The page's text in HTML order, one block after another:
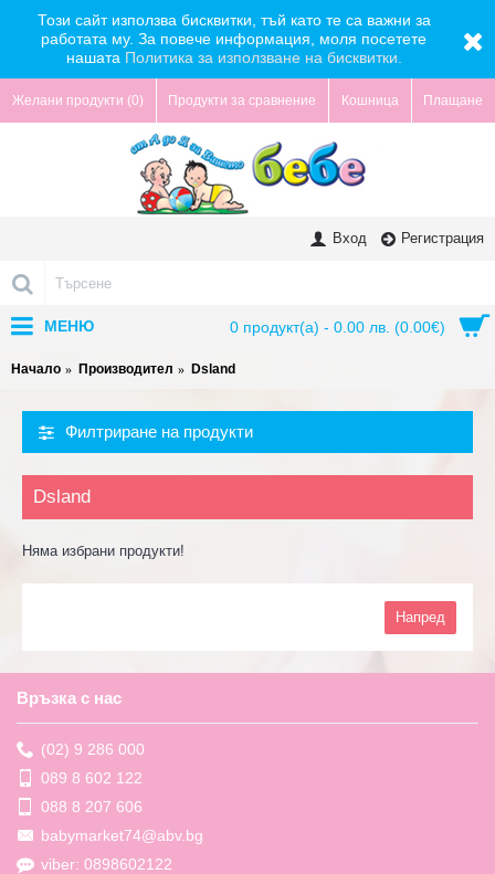
Този сайт използва бисквитки, тъй като те са важни за
работата му. За повече информация, моля посетете
нашата Политика за използване на бисквитки.
Желани продукти (0) Продукти за сравнение Кошница Плащане
0 продукт(а) - 0.00 лв. (0.00€)
Вход Регистрация
МЕНЮ
Начало Производител Dsland
Филтриране на продукти
Dsland
Няма избрани продукти!
Напред
Връзка с нас
(02) 9 286 000
089 8 602 122
088 8 207 606
babymarket74@abv.bg
viber: 0898602122